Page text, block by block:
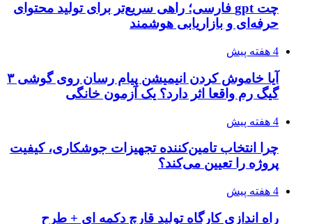
چت gpt فارسی؛ راهی سریع‌تر برای تولید محتوای
حرفه‌ای و بازاریابی هوشمند
4 هفته پیش
آیا خاموش کردن انیمیشن پیام رسان روی گوشی ۳
گیگ رم واقعا اثر دارد؟ یک آزمون خانگی
4 هفته پیش
چرا انتخاب تامین‌کننده تجهیزات جوشکاری، کیفیت
پروژه را تعیین می‌کند؟
4 هفته پیش
راه اندازی کارگاه تولید قارچ دکمه ای + طرح